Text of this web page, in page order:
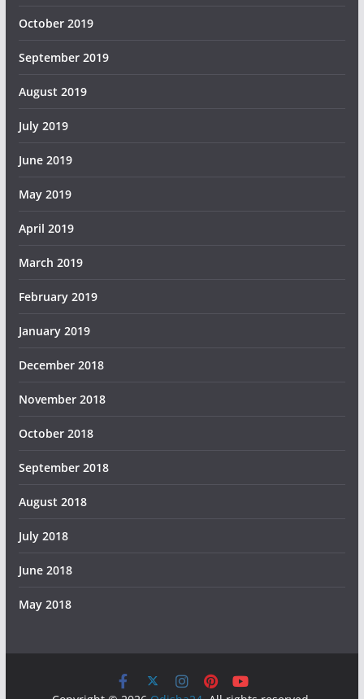
October 2019
September 2019
August 2019
July 2019
June 2019
May 2019
April 2019
March 2019
February 2019
January 2019
December 2018
November 2018
October 2018
September 2018
August 2018
July 2018
June 2018
May 2018